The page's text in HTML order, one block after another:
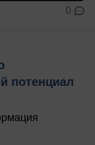
0
потенциал